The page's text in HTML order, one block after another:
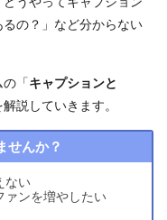
の？」など分からない
「キャプションと
解説していきます。
せんか？
ない
ァンを増やしたい